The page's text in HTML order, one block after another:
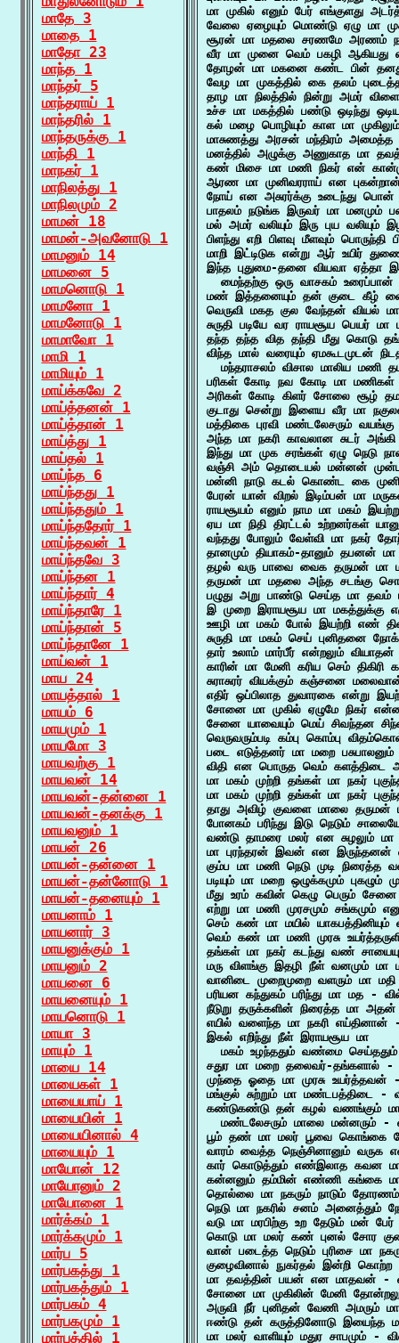
மாதே 3
மாதை 1
மாதோ 23
மாந்த 1
மாந்தர் 5
மாந்தராய் 1
மாந்தரில் 1
மாந்தருக்கு 1
மாந்தி 1
மாநகர் 1
மாநிலத்து 1
மாநிலமும் 2
மாமன் 18
மாமன்-அவனோடு 1
மாமனும் 14
மாமனை 5
மாமனொடு 1
மாமனோ 1
மாமனோடு 1
மாமாவோ 1
மாமி 1
மாமியும் 1
மாய்க்கவே 2
மாய்த்தனன் 1
மாய்த்தான் 1
மாய்த்து 1
மாய்தல் 1
மாய்ந்த 6
மாய்ந்தது 1
மாய்ந்ததும் 1
மாய்ந்ததோர் 1
மாய்ந்தவன் 1
மாய்ந்தவே 3
மாய்ந்தன 1
மாய்ந்தார் 4
மாய்ந்தாரே 1
மாய்ந்தான் 5
மாய்ந்தானே 1
மாய்வன் 1
மாய 24
மாயத்தால் 1
மாயம் 6
மாயமும் 1
மாயமோ 3
மாயவற்கு 1
மாயவன் 14
மாயவன்-தன்னை 1
மாயவன்-தனக்கு 1
மாயவனும் 1
மாயன் 26
மாயன்-தன்னை 1
மாயன்-தன்னோடு 1
மாயன்-தனையும் 1
மாயனாம் 1
மாயனார் 3
மாயனுக்கும் 1
மாயனும் 2
மாயனை 6
மாயனையும் 1
மாயனொடு 1
மாயா 3
மாயும் 1
மாயை 14
மாயைகள் 1
மாயையாய் 1
மாயையின் 1
மாயையினால் 4
மாயையும் 1
மாயோன் 12
மாயோனும் 2
மாயோனை 1
மார்க்கம் 1
மார்க்கமும் 1
மார்ப 5
மார்பகத்து 1
மார்பகத்தும் 1
மார்பகம் 4
மார்பகமும் 1
மார்பத்தில் 1
மா முகில் எனும் பேர் எங்குளது
வேலை ஏழையும் மொண்டு ஏழு மா
சூரன் மா மதலை சரணமே அரணம்
வீர மா முனை வெம் பகழி ஆகியது
தோழன் மா மகனை கண்ட பின்
வேழ மா முகத்தில் கை தலம்
தாழ மா நிலத்தில் நின்று அமர்
உச்ச மா மகத்தில் பண்டு ஒடிந்து
கல் மழை பொழியும் காள மா
மாசுணத்து அரசன் மந்திரம்
மனத்தில் அழுக்கு அணுகாத மா
கண் மிசை மா மணி நிகர் என்
ஆரண மா முனிவரராய் என
நோய் என அசுரர்க்கு உடைந்து
பாதலம் நடுங்க இருவர் மா மனமும்
மல் அமர் வலியும் இரு புய வலியும்
பிளந்து எறி பிளவு மீளவும்
மாறி இட்டிடுக என்று ஆர் உயிர்
இந்த புதுமை-தனை வியவா ஏத்தா
மைந்தற்கு ஒரு வாசகம்
மண் இத்தனையும் தன் குடை கீழ்
வெருவி மகத குல வேந்தன் வியல் மா
சுருதி படியே வர ராயசூய பெயர்
தந்த தந்த வித தந்தி மீது கொடு
விந்த மால் வரையும் ஏமகூடமுடன்
மந்தராசலம் விசால மாலிய மணி
பரிகள் கோடி நவ கோடி மா
அரிகள் கோடி கிளர் சோலை சூழ்
குடாது சென்று இளைய வீர மா
மத்திகை புரவி மண்டலேசரும்
அந்த மா நகரி காவலான சுடர்
இந்து மா முக சரங்கள் ஏழு நெடு
வஞ்சி அம் தொடையல் மன்னன்
மன்னி நாடு கடல் கொண்ட கை
பேரன் யான் விறல் இடிம்பன் மா
ராயசூயம் எனும் நாம மா மகம்
ஏய மா நிதி திரட்டல் உற்றனர்கள்
வந்தது போலும் வேள்வி மா நகர்
தானமும் தியாகம்-தானும் தபனன்
தழல் வரு பாவை வைக தருமன்
தருமன் மா மதலை அந்த சடங்கு
பழுது அறு பாண்டு செய்த மா தவம்
இ முறை இராயசூய மா
ஊழி மா மகம் போல் இயற்றி எண்
சுருதி மா மகம் செய் புனிதனை
தார் உலாம் மார்பீர் என்றலும்
காரின் மா மேனி கரிய செம்
சுராசுரர் வியக்கும் கஞ்சனை
எதிர் ஒப்பிலாத துவாரகை என்று
சோனை மா முகில் ஏழுமே நிகர்
சேனை யாவையும் மெய் சிவந்தன
வெருவரும்படி கம்பு கொம்பு
படை எடுத்தனர் மா மறை பசுபாலனும்
விதி என பொருத வெம் களத்திடை அ
மா மகம் முற்றி தங்கள் மா நகர்
மா மகம் முற்றி தங்கள் மா நகர்
தாது அவிழ் குவளை மாலை
போனகம் பரிந்து இடு நெடும்
வண்டு தாமரை மலர் என சுழலும்
மா புரந்தரன் இவன் என இருந்தனன்
கும்ப மா மணி நெடு முடி
படியும் மா மறை ஒழுக்கமும்
மீது உரம் கவின் கெழு பெரும்
எற்று மா மணி முரசமும் சங்கமும்
செம் கண் மா மயில்
வெம் கண் மா மணி முரசு
தங்கள் மா நகர் கடந்து வண்
மரு விளங்கு இதழி நீள் வனமும் மா
வானிடை முறைமுறை வளரும் மா
பரியன கந்துகம் பரிந்து மா மத -
நீடுறு தருக்களின் நிரைத்த மா
எயில் வளைந்த மா நகரி எய்தினான்
இகல் எறிந்து நீள் இராயசூய மா
மகம் உழந்ததும் வண்மை செய்ததும்
சதுர மா மறை தலைவர்-தங்களால் -
முந்தை ஓதை மா முரசு உயர்த்தவன்
மங்குல் சுற்றும் மா மண்டபத்திடை -
கண்டுகண்டு தன் கழல் வணங்கும்
மண்டலேசரும் மாலை மன்னரும் -
பூம் தண் மா மலர் பூவை கொங்கை
வாரம் வைத்த நெஞ்சினானும் வருக
கார் கொடுத்தும் எண்இலாத கவன
கன்னனும் தம்மின் எண்ணி கங்கை
தொல்லை மா நகரும் நாடும்
நெடு மா நகரில் சனம் அனைத்தும்
வடு மா மரபிற்கு உற தேடும் மன்
கொடு மா மலர் கண் புனல் சோர
வான் படைத்த நெடும் புரிசை மா
குழைவினால் நுகர்தல் இன்றி கொற்ற
மா தவத்தின் பயன் என மாதவன் -
சோனை மா முகிலின் மேனி
அருவி நீர் புனிதன் வேணி அமரும்
ஈண்டு தன் கருத்தினோடு இயைந்த
மா மலர் வாளியும் மதுர சாபமும் -